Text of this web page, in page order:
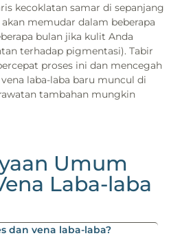
kecoklatan samar di sepanjang
memudar dalam beberapa
bulan jika kulit Anda
terhadap pigmentasi). Tabir
proses ini dan mencegah
laba-laba baru muncul di
tambahan mungkin
Umum
Laba-laba
dan vena laba-laba?